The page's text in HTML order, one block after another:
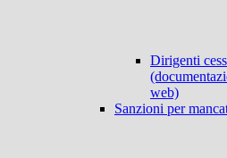
Dirigenti
web)
Sanzioni per